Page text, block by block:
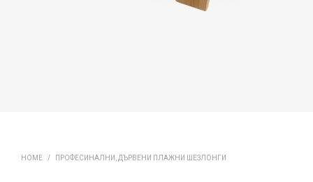
HOME / ПРОФЕСИНАЛНИ, ДЪРВЕНИ ПЛАЖНИ ШЕЗЛОНГИ